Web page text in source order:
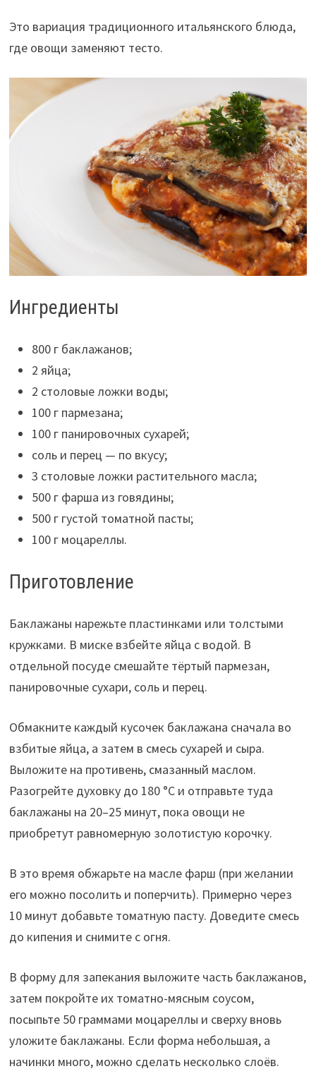
Это вариация традиционного итальянского блюда,
где овощи заменяют тесто.
Ингредиенты
800 г баклажанов;
2 яйца;
2 столовые ложки воды;
100 г пармезана;
100 г панировочных сухарей;
соль и перец — по вкусу;
3 столовые ложки растительного масла;
500 г фарша из говядины;
500 г густой томатной пасты;
100 г моцареллы.
Приготовление
Баклажаны нарежьте пластинками или толстыми
кружками. В миске взбейте яйца с водой. В
отдельной посуде смешайте тёртый пармезан,
панировочные сухари, соль и перец.
Обмакните каждый кусочек баклажана сначала во
взбитые яйца, а затем в смесь сухарей и сыра.
Выложите на противень, смазанный маслом.
Разогрейте духовку до 180 °С и отправьте туда
баклажаны на 20–25 минут, пока овощи не
приобретут равномерную золотистую корочку.
В это время обжарьте на масле фарш (при желании
его можно посолить и поперчить). Примерно через
10 минут добавьте томатную пасту. Доведите смесь
до кипения и снимите с огня.
В форму для запекания выложите часть баклажанов,
затем покройте их томатно-мясным соусом,
посыпьте 50 граммами моцареллы и сверху вновь
уложите баклажаны. Если форма небольшая, а
начинки много, можно сделать несколько слоёв.